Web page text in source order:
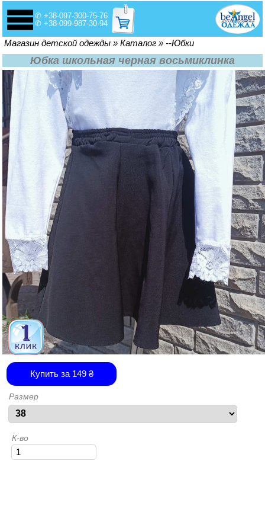
✆ +38-097-300-75-76
✆ +38-099-987-30-94
Вы здесь
Магазин детской одежды » Каталог » --Юбки
Юбка школьная черная восьмиклинка
Купить за 149₴
Размер
К-во